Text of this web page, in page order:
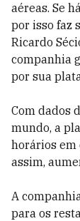
aéreas. Se
por isso faz
Ricardo
companhia
por sua
Com dados
mundo, a
horários em
assim,
A
para os